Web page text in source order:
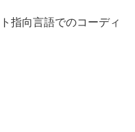
指向言語でのコーディ